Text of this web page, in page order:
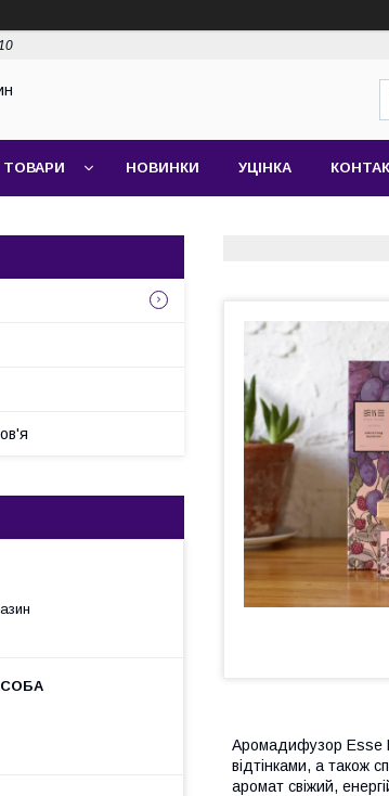
ТОВАРИ НОВИНКИ УЦІНКА
Аромадифузор Esse
відтінками, а також
аромат свіжий,